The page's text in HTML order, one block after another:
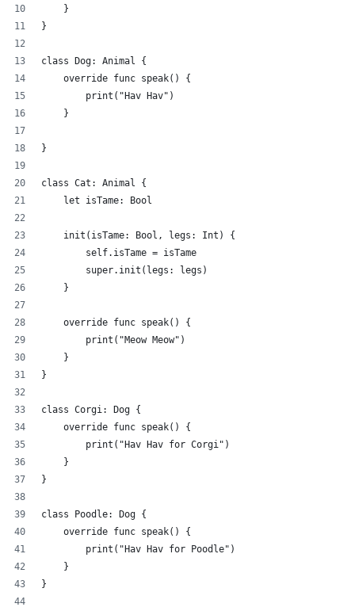
    }
}
class Dog: Animal {
    override func speak() {
        print("Hav Hav")
    }
}
class Cat: Animal {
    let isTame: Bool
    init(isTame: Bool, legs: Int) {
        self.isTame = isTame
        super.init(legs: legs)
    }
    override func speak() {
        print("Meow Meow")
    }
}
class Corgi: Dog {
    override func speak() {
        print("Hav Hav for Corgi")
    }
}
class Poodle: Dog {
    override func speak() {
        print("Hav Hav for Poodle")
    }
}